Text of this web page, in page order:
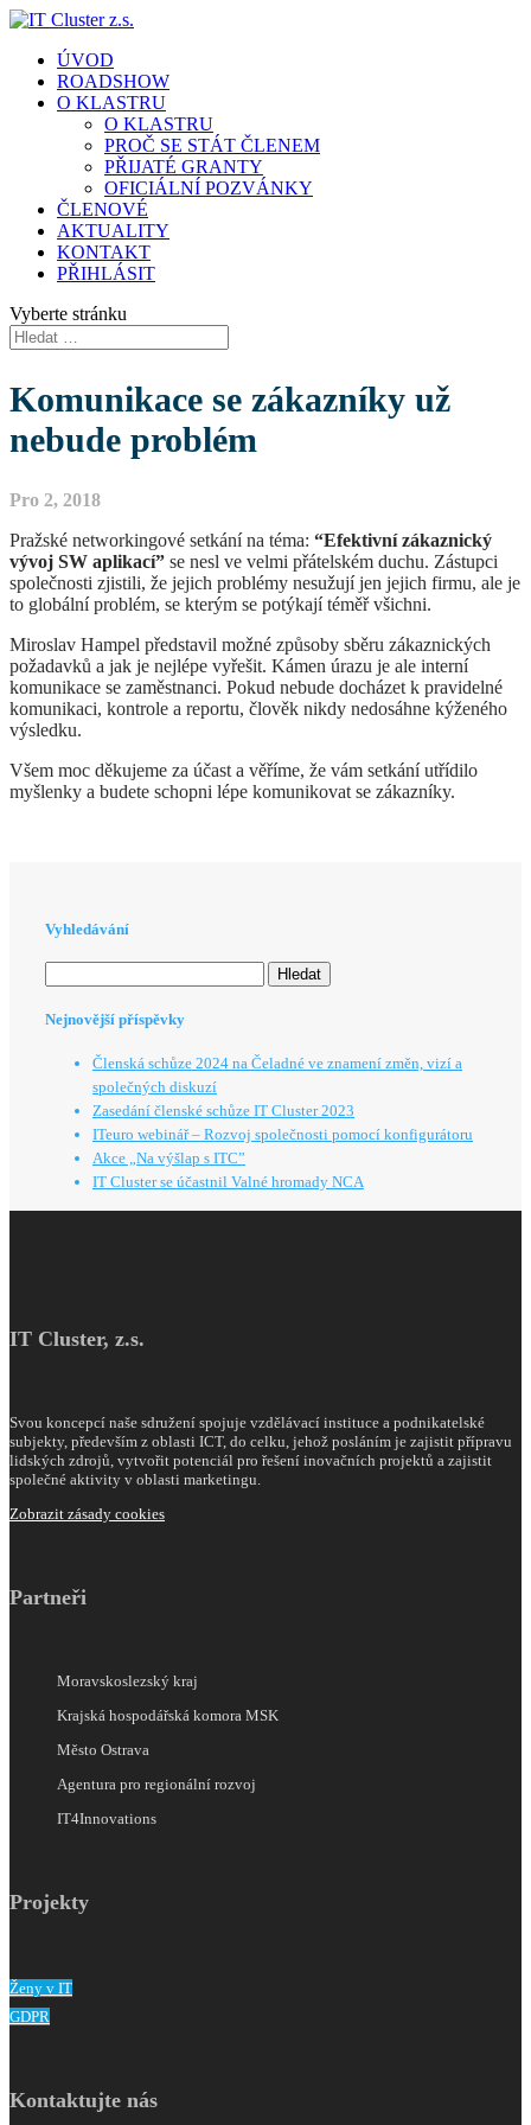
ÚVOD
ROADSHOW
O KLASTRU
O KLASTRU
PROČ SE STÁT ČLENEM
PŘIJATÉ GRANTY
OFICIÁLNÍ POZVÁNKY
ČLENOVÉ
AKTUALITY
KONTAKT
PŘIHLÁSIT
Vyberte stránku
Komunikace se zákazníky už
nebude problém
Pro 2, 2018
Pražské networkingové setkání na téma: “Efektivní zákaznický
vývoj SW aplikací” se nesl ve velmi přátelském duchu. Zástupci
společnosti zjistili, že jejich problémy nesužují jen jejich firmu, ale je
to globální problém, se kterým se potýkají téměř všichni.
Miroslav Hampel představil možné způsoby sběru zákaznických
požadavků a jak je nejlépe vyřešit. Kámen úrazu je ale interní
komunikace se zaměstnanci. Pokud nebude docházet k pravidelné
komunikaci, kontrole a reportu, člověk nikdy nedosáhne kýženého
výsledku.
Všem moc děkujeme za účast a věříme, že vám setkání utřídilo
myšlenky a budete schopni lépe komunikovat se zákazníky.
Vyhledávání
Nejnovější příspěvky
Členská schůze 2024 na Čeladné ve znamení změn, vizí a
společných diskuzí
Zasedání členské schůze IT Cluster 2023
ITeuro webinář – Rozvoj společnosti pomocí konfigurátoru
Akce „Na výšlap s ITC”
IT Cluster se účastnil Valné hromady NCA
IT Cluster, z.s.
Svou koncepcí naše sdružení spojuje vzdělávací instituce a podnikatelské
subjekty, především z oblasti ICT, do celku, jehož posláním je zajistit přípravu
lidských zdrojů, vytvořit potenciál pro řešení inovačních projektů a zajistit
společné aktivity v oblasti marketingu.
Zobrazit zásady cookies
Partneři
Moravskoslezský kraj
Krajská hospodářská komora MSK
Město Ostrava
Agentura pro regionální rozvoj
IT4Innovations
Projekty
Ženy v IT
GDPR
Kontaktujte nás